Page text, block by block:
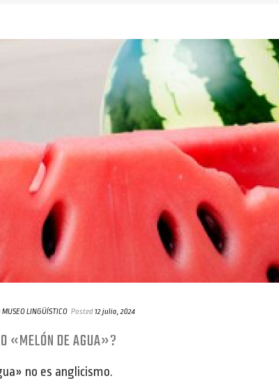
MUSEO LINGÜÍSTICO Posted12 julio, 2024
«MELÓN DE AGUA»?
no es anglicismo.